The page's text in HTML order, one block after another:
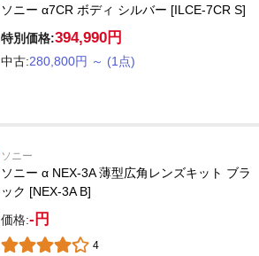
ソニー α7CR ボディ シルバー [ILCE-7CR S]
特別価格:394,990円
中古:280,800円 ～ (1点)
ソニー
ソニー α NEX-3A 薄型広角レンズキット ブラ
ック [NEX-3A B]
価格:-円
4